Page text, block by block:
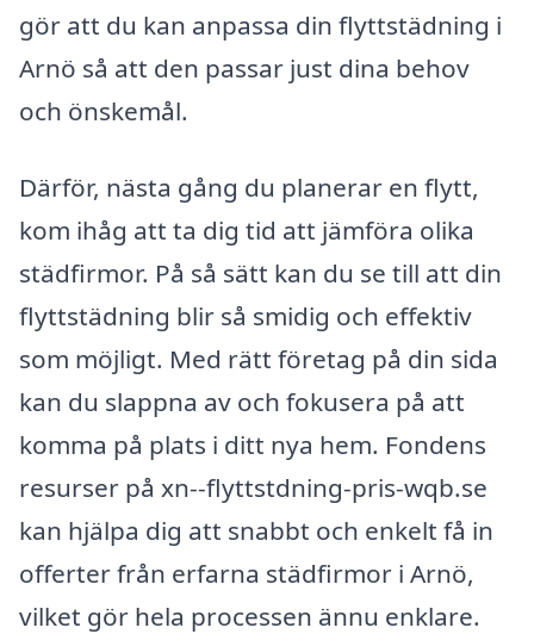
gör att du kan anpassa din flyttstädning i
Arnö så att den passar just dina behov
och önskemål.
Därför, nästa gång du planerar en flytt,
kom ihåg att ta dig tid att jämföra olika
städfirmor. På så sätt kan du se till att din
flyttstädning blir så smidig och effektiv
som möjligt. Med rätt företag på din sida
kan du slappna av och fokusera på att
komma på plats i ditt nya hem. Fondens
resurser på xn--flyttstdning-pris-wqb.se
kan hjälpa dig att snabbt och enkelt få in
offerter från erfarna städfirmor i Arnö,
vilket gör hela processen ännu enklare.